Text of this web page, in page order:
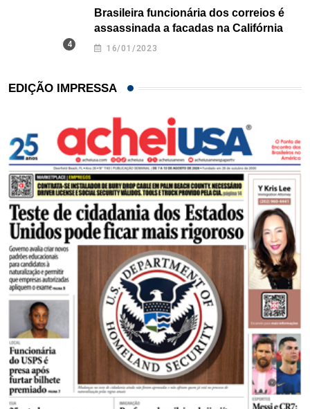
Brasileira funcionária dos correios é
assassinada a facadas na Califórnia
16/01/2023
EDIÇÃO IMPRESSA